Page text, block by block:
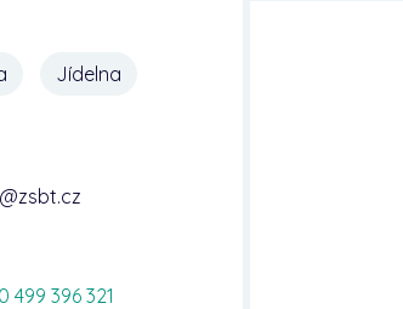
Jídelna
499 396 321